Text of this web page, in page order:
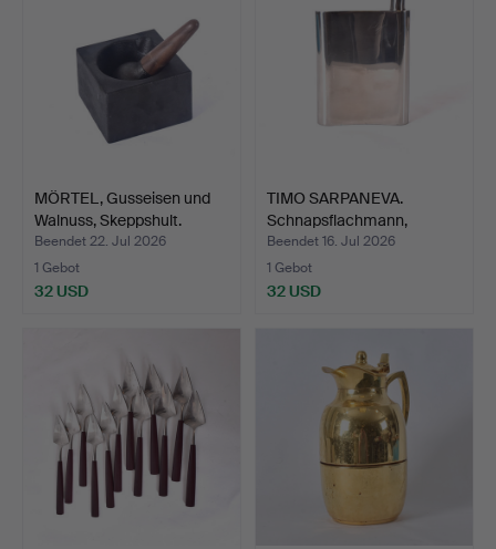
MÖRTEL, Gusseisen und
Walnuss, Skeppshult.
Beendet 22. Jul 2026
1 Gebot
32 USD
TIMO SARPANEVA.
Schnapsflachmann,
Edelstah…
Beendet 16. Jul 2026
1 Gebot
32 USD